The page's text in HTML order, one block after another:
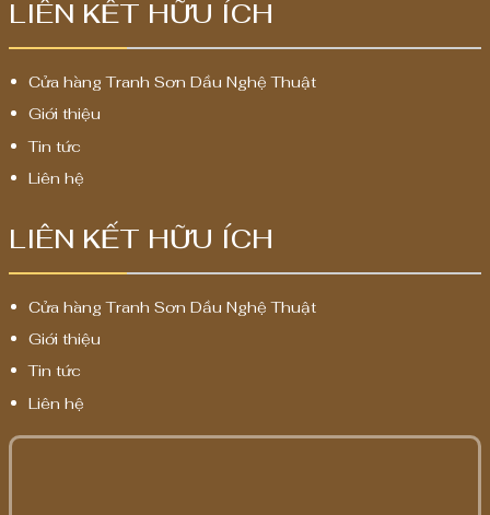
LIÊN KẾT HỮU ÍCH
Cửa hàng Tranh Sơn Dầu Nghệ Thuật
Giới thiệu
Tin tức
Liên hệ
LIÊN KẾT HỮU ÍCH
Cửa hàng Tranh Sơn Dầu Nghệ Thuật
Giới thiệu
Tin tức
Liên hệ